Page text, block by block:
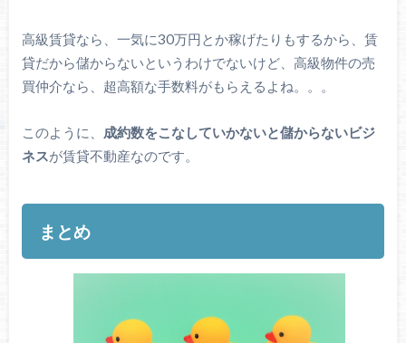
高級賃貸なら、一気に30万円とか稼げたりもするから、賃
貸だから儲からないというわけでないけど、高級物件の売
買仲介なら、超高額な手数料がもらえるよね。。。
このように、 成約数をこなしていかないと儲からないビジ
ネスが賃貸不動産なのです。
まとめ